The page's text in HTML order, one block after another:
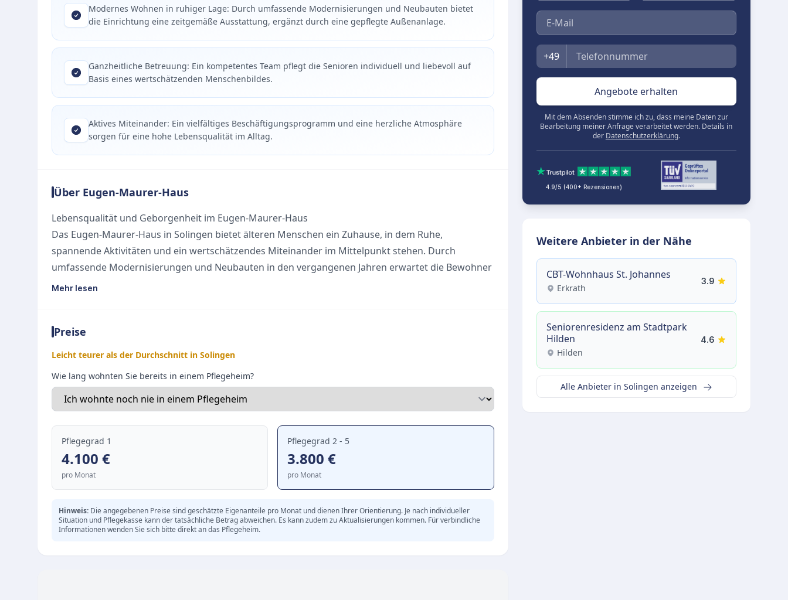
Modernes Wohnen in ruhiger Lage: Durch umfassende Modernisierungen und Neubauten bietet
die Einrichtung eine zeitgemäße Ausstattung, ergänzt durch eine gepflegte Außenanlage.
Ganzheitliche Betreuung: Ein kompetentes Team pflegt die Senioren individuell und liebevoll auf
Basis eines wertschätzenden Menschenbildes.
Aktives Miteinander: Ein vielfältiges Beschäftigungsprogramm und eine herzliche Atmosphäre
sorgen für eine hohe Lebensqualität im Alltag.
Über Eugen-Maurer-Haus
Lebensqualität und Geborgenheit im Eugen-Maurer-Haus
Das Eugen-Maurer-Haus in Solingen bietet älteren Menschen ein Zuhause, in dem Ruhe,
spannende Aktivitäten und ein wertschätzendes Miteinander im Mittelpunkt stehen. Durch
umfassende Modernisierungen und Neubauten in den vergangenen Jahren erwartet die Bewohner
eine zeitgemäße und freundliche Wohnatmosphäre. Die ruhige Umgebung und eine gepflegte
Das Pflegekonzept der Einrichtung basiert auf einem ganzheitlichen Menschenbild, bei dem die
Einzigartigkeit jedes Einzelnen im Fokus steht. Ein harmonisches und kompetentes Team kümmert
bestmögliche Lebensqualität zu erhalten und gleichzeitig ein hohes Maß an Sicherheit und Respekt
zu gewährleisten.
Gemeinschaft und abwechslungsreicher Alltag
Ein aktives soziales Leben wird im Eugen-Maurer-Haus großgeschrieben. Die Bewohner profitieren
von einer warmen und familiären Atmosphäre sowie vielfältigen Angeboten:
Ein umfangreiches Programm mit spannenden Aktivitäten für eine abwechslungsreiche
Tagesgestaltung.
Eine hauseigene Küche, die für abwechslungsreiche und schmackhafte Mahlzeiten sorgt.
Mehr lesen
Preise
Leicht teurer als der Durchschnitt in Solingen
Wie lang wohnten Sie bereits in einem Pflegeheim?
Pflegegrad 1
4.100 €
pro Monat
Pflegegrad 2 - 5
3.800€
pro Monat
Hinweis: Die angegebenen Preise sind geschätzte Eigenanteile pro Monat und dienen Ihrer Orientierung. Je nach individueller
Situation und Pflegekasse kann der tatsächliche Betrag abweichen. Es kann zudem zu Aktualisierungen kommen. Für verbindliche
Informationen wenden Sie sich bitte direkt an das Pflegeheim.
E-Mail
Telefon
+49
Angebote erhalten
Mit dem Absenden stimme ich zu, dass meine Daten zur
Bearbeitung meiner Anfrage verarbeitet werden. Details in
der Datenschutzerklärung.
4.9/5 (400+ Rezensionen)
Weitere Anbieter in der Nähe
CBT-Wohnhaus St. Johannes
Erkrath
3.9
Seniorenresidenz am Stadtpark
Hilden
Hilden
4.6
Alle Anbieter in Solingen anzeigen